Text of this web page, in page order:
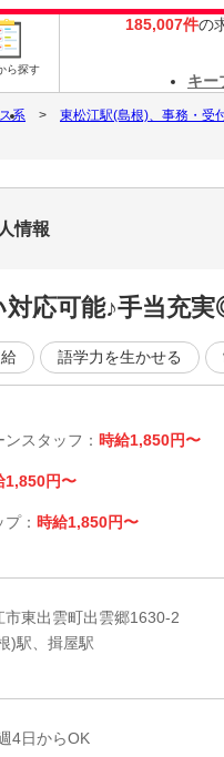
ら探す
185,007件の
キー
系
東松江駅(島根)、事務・受
情報
対応可能♪手当充
語学力を生かせる
スタッフ： 時給1,850円〜
1,850円〜
： 時給1,850円〜
市東出雲町出雲郷1630-2
)駅、揖屋駅
4日からOK